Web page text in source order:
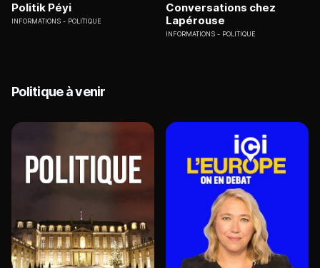
Politik Péyi
INFORMATIONS POLITIQUE
Conversations chez
Lapérouse
INFORMATIONS POLITIQUE
Politique à venir